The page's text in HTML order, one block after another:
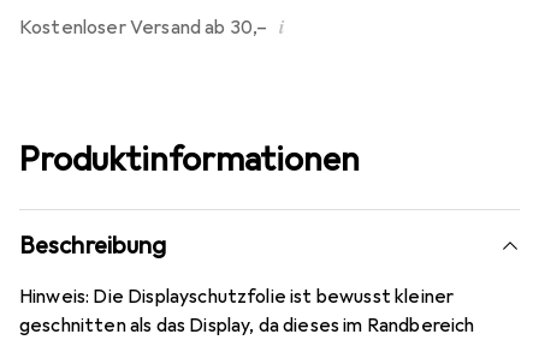
Kostenloser Versand ab 30,– i
Produktinformationen
Beschreibung
Hinweis: Die Displayschutzfolie ist bewusst kleiner
geschnitten als das Display, da dieses im Randbereich